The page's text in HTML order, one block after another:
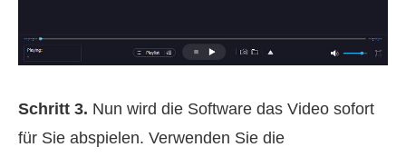
Schritt 3. Nun wird die Software das Video sofort
für Sie abspielen. Verwenden Sie die